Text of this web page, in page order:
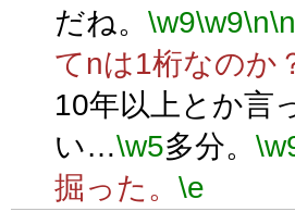
だね。 \w9\w9\n\n
てnは1桁なのか
10年以上とか言
い…\w5多分。
掘った。 \e